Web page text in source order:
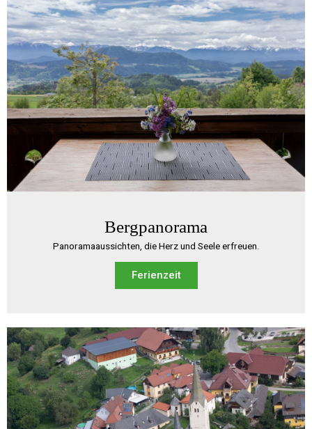
Bergpanorama
Panoramaaussichten, die Herz und Seele erfreuen.
Ferienzeit